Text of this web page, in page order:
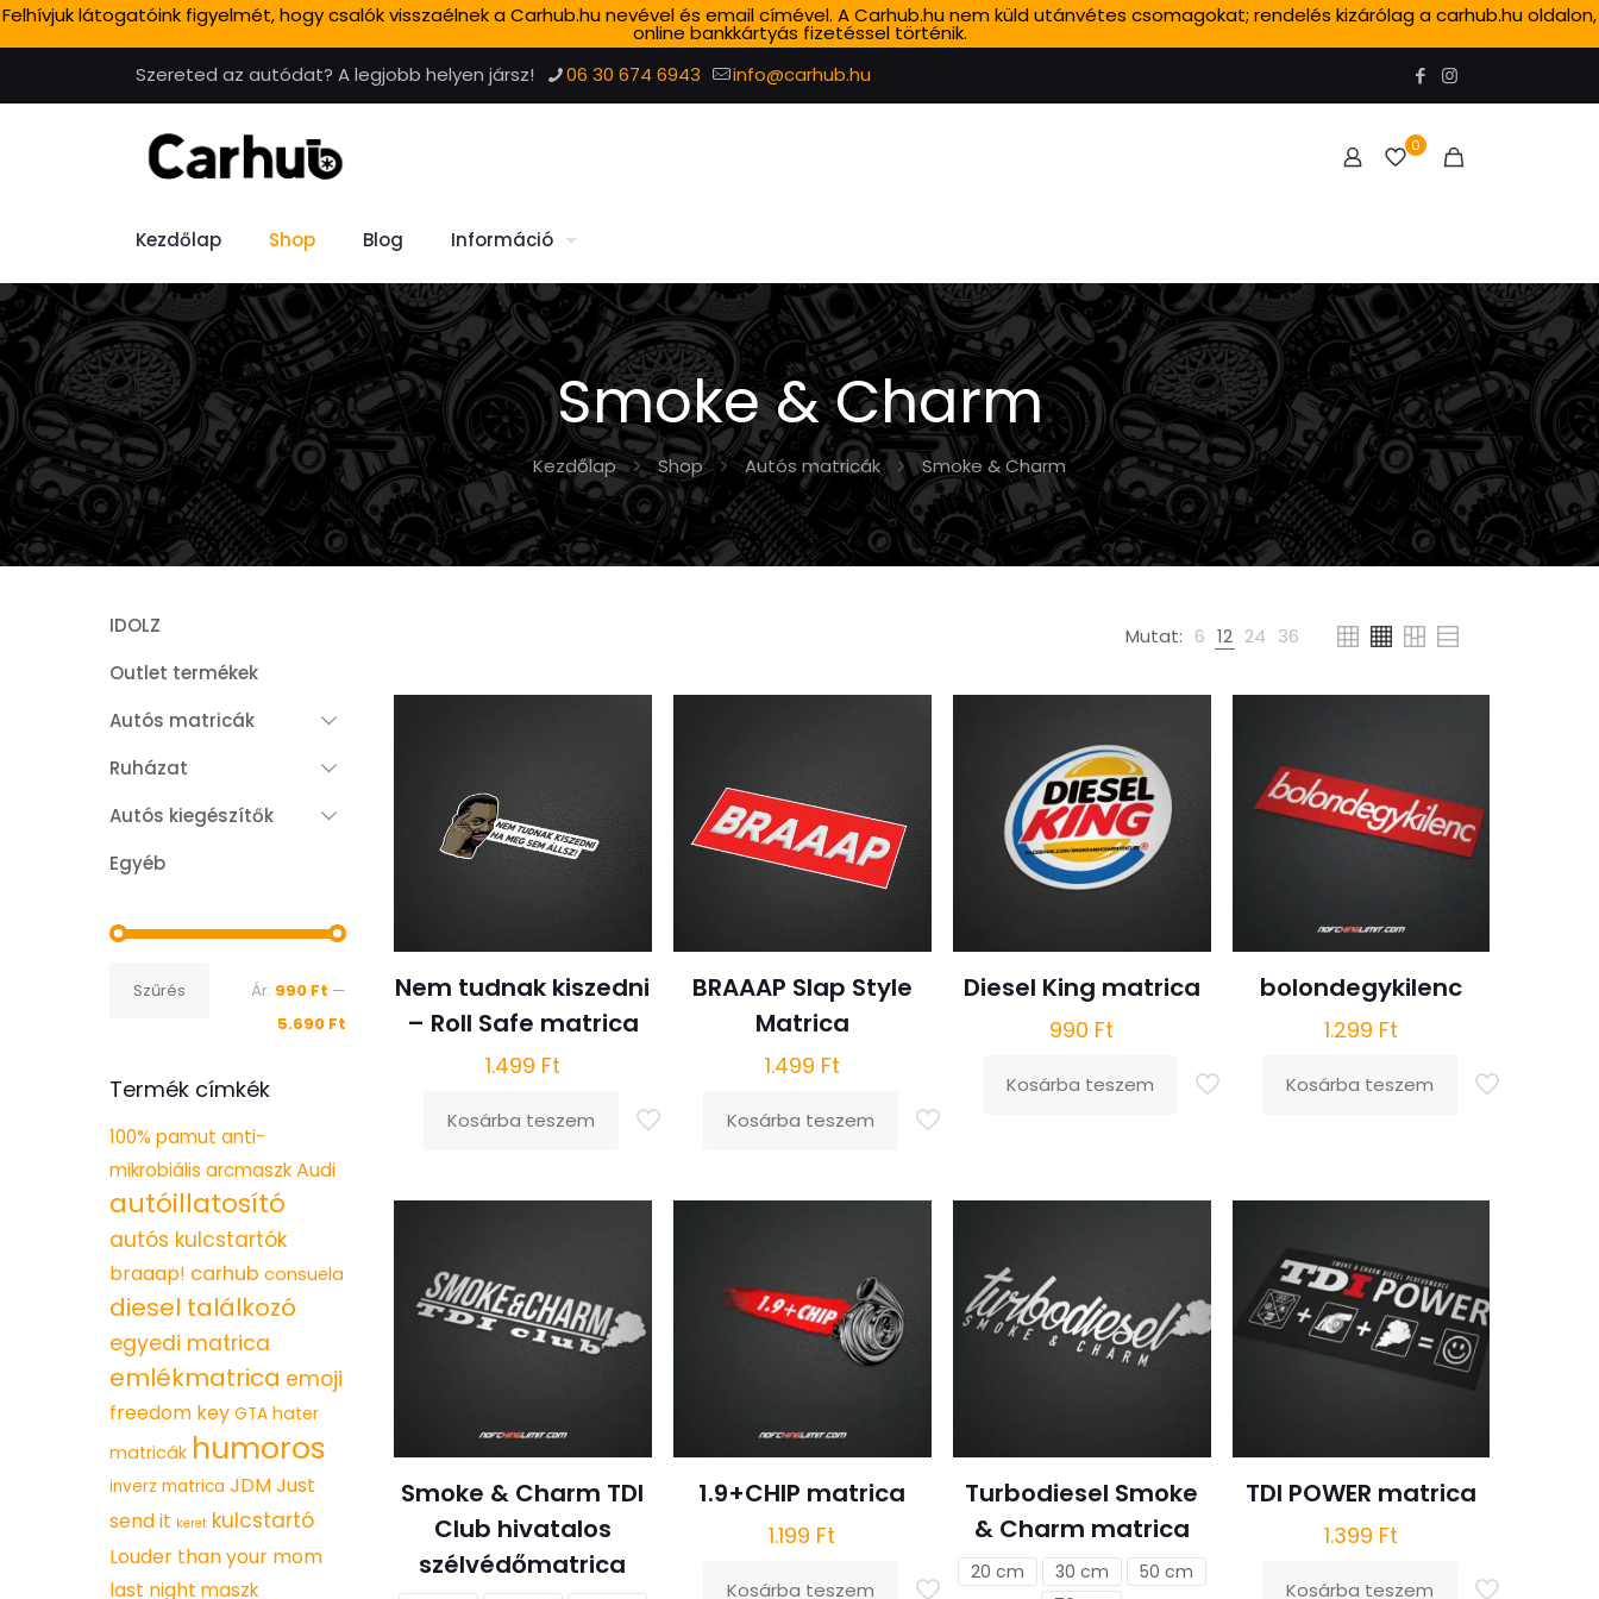
Felhívjuk látogatóink figyelmét, hogy csalók visszaélnek a Carhub.hu nevével és email címével. A Carhub.hu nem küld utánvétes csomagokat; rendelés kizárólag a carhub.hu oldalon,
online bankkártyás fizetéssel történik.
Szereted az autódat? A legjobb helyen jársz!
06 30 674 6943 info@carhub.hu
0
Kezdőlap Shop Blog Információ
Smoke & Charm
Kezdőlap Shop Autós matricák Smoke & Charm
Mutat: 6 12 24 36
Nem tudnak kiszedni
– Roll Safe matrica
1.499 Ft
Kosárba teszem
BRAAAP Slap Style
Matrica
1.499 Ft
Kosárba teszem
Diesel King matrica
990 Ft
Kosárba teszem
bolondegykilenc
1.299 Ft
Kosárba teszem
Smoke & Charm TDI
Club hivatalos
szélvédőmatrica
1.9+CHIP matrica
1.199 Ft
Kosárba teszem
Turbodiesel Smoke
& Charm matrica
20 cm 30 cm
50 cm
TDI POWER matrica
1.399 Ft
Kosárba teszem
IDOLZ
Outlet termékek
Autós matricák
Ruházat
Autós kiegészítők
Egyéb
Szűrés Ár: 990 Ft —
5.690 Ft
Termék címkék
100% pamut anti-
mikrobiális arcmaszkAudi
autóillatosító
autós kulcstartók
braaap! carhub consuela
diesel találkozó
egyedi matrica
emlékmatrica emoji
freedom key GTA hater
matricák humoros
inverz matrica JDMJust
send it keret kulcstartó
Louder than your mom
last night maszk